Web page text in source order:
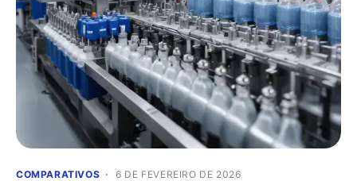
COMPARATIVOS 6 DE FEVEREIRO DE 2026